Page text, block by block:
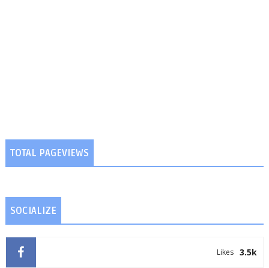
TOTAL PAGEVIEWS
SOCIALIZE
3.5k
Likes